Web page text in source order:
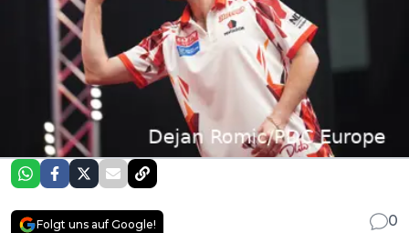
Folgt uns auf Google!
0